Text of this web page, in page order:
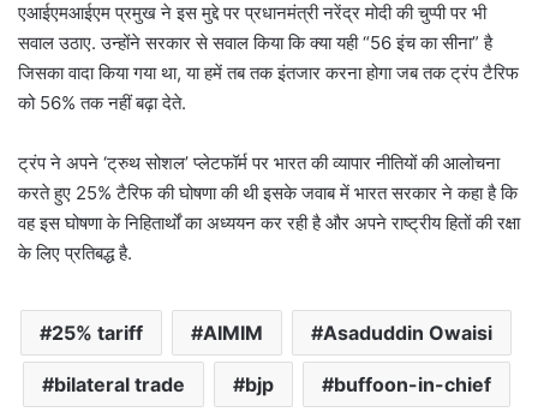
एआईएमआईएम प्रमुख ने इस मुद्दे पर प्रधानमंत्री नरेंद्र मोदी की चुप्पी पर भी
सवाल उठाए.उन्होंने सरकार से सवाल किया कि क्या यही “56 इंच का सीना” है
जिसका वादा किया गया था, या हमें तब तक इंतजार करना होगा जब तक ट्रंप टैरिफ
को 56% तक नहीं बढ़ा देते.
ट्रंप ने अपने ‘ट्रुथ सोशल’ प्लेटफॉर्म पर भारत की व्यापार नीतियों की आलोचना
करते हुए 25% टैरिफ की घोषणा की थीइसके जवाब में भारत सरकार ने कहा है कि
वह इस घोषणा के निहितार्थों का अध्ययन कर रही है और अपने राष्ट्रीय हितों की रक्षा
के लिए प्रतिबद्ध है.
25% tariff AIMIM Asaduddin Owaisi
bilateral trade bjp buffoon-in-chief